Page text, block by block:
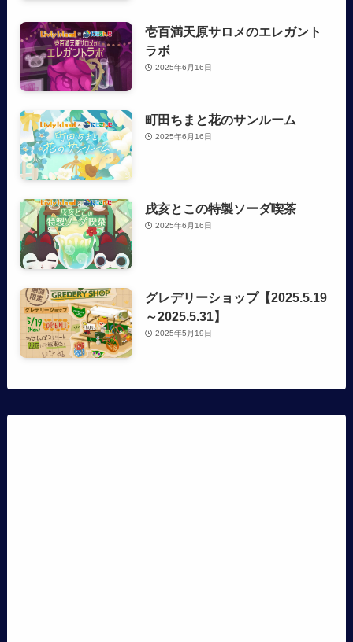
壱百満天原サロメのエレガント
ラボ
2025年6月16日
町田ちまと花のサンルーム
2025年6月16日
戌亥とこの特製ソーダ喫茶
2025年6月16日
グレデリーショップ【2025.5.19
～2025.5.31】
2025年5月19日